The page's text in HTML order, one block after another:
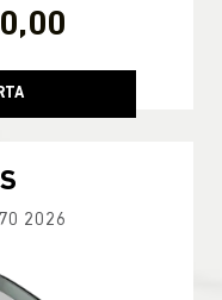
2026